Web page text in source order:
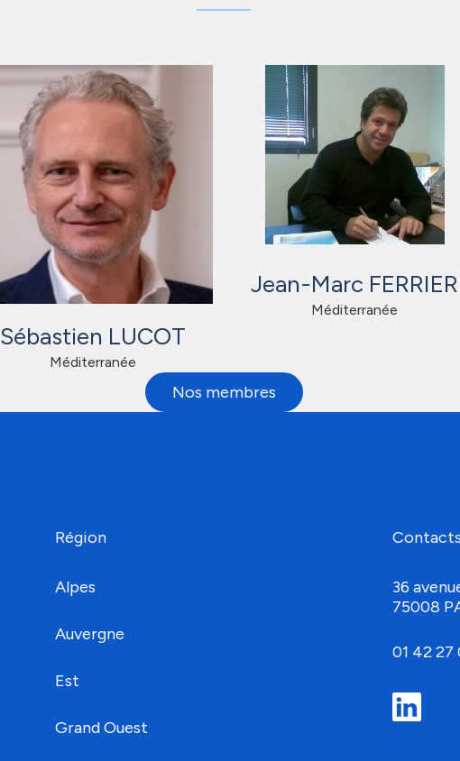
Sébastien LUCOT
Méditerranée
Jean-Marc FERRIER
Méditerranée
Nos membres
Région
Alpes
Auvergne
Est
Grand Ouest
Contacts
36
75008
01 42 27